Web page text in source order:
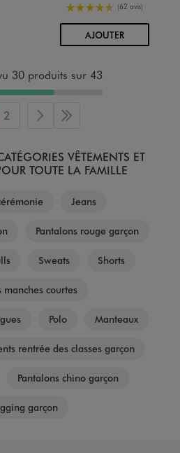
4.5/5 de moyenne
(62 avis)
AJOUTERAU PANIER
30 produits sur 43
2 Page suivante
Dernière page
VÊTEMENTS ET
TOUTE LA FAMILLE
Jeans
Pantalons rouge garçon
Sweats Shorts
manches courtes
Polo Manteaux
rentrée des classes garçon
Pantalons chino garçon
garçon